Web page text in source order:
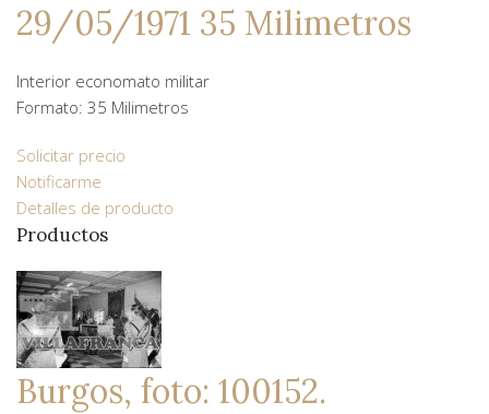
29/05/1971 35 Milimetros
Interior economato militar
Formato: 35 Milimetros
Solicitar precio
Notificarme
Detalles de producto
Productos
Burgos, foto: 100152.